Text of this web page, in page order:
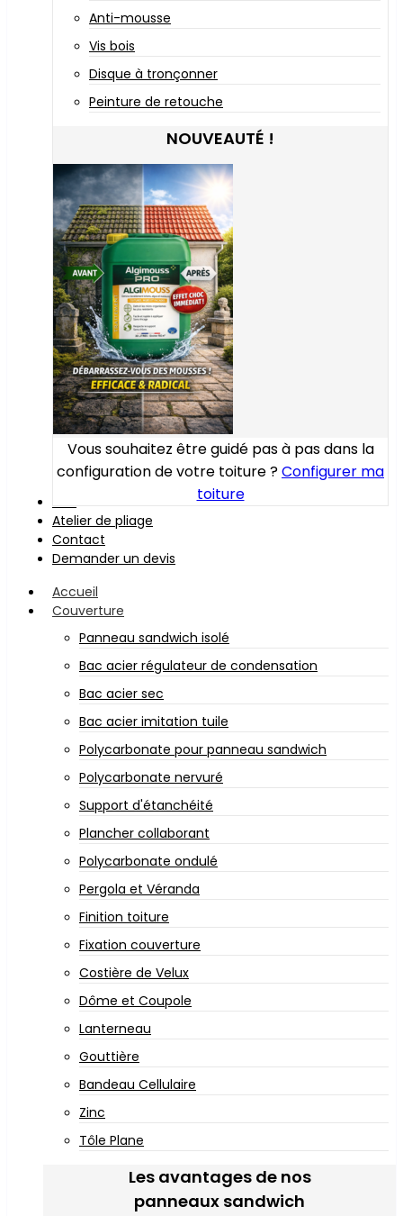
Anti-mousse
Vis bois
Disque à tronçonner
Peinture de retouche
NOUVEAUTÉ !
Vous souhaitez être guidé pas à pas dans la
configuration de votre toiture ?Configurer ma
toiture
Atelier de pliage
Contact
Demander un devis
Accueil
Couverture
Panneau sandwich isolé
Bac acier régulateur de condensation
Bac acier sec
Bac acier imitation tuile
Polycarbonate pour panneau sandwich
Polycarbonate nervuré
Support d'étanchéité
Plancher collaborant
Polycarbonate ondulé
Pergola et Véranda
Finition toiture
Fixation couverture
Costière de Velux
Dôme et Coupole
Lanterneau
Gouttière
Bandeau Cellulaire
Zinc
Tôle Plane
Les avantages de nos
panneaux sandwich